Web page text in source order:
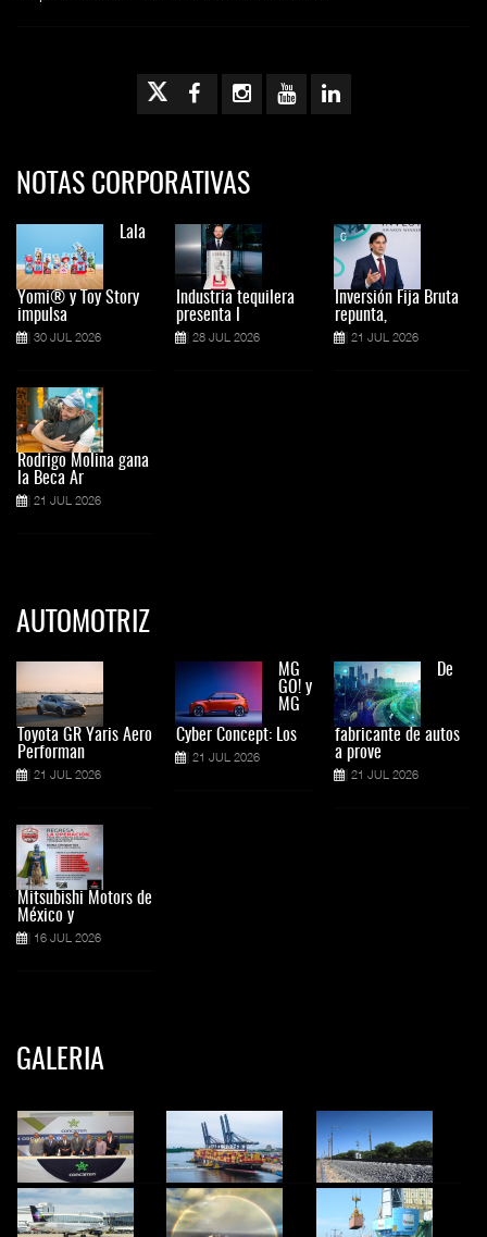
NOTAS CORPORATIVAS
Lala
Yomi® y Toy Story
impulsa
30 JUL 2026
Rodrigo Molina gana
la Beca Ar
21 JUL 2026
Industria tequilera
presenta l
28 JUL 2026
Inversión Fija Bruta
repunta,
21 JUL 2026
AUTOMOTRIZ
Toyota GR Yaris Aero
Performan
21 JUL 2026
Mitsubishi Motors de
México y
16 JUL 2026
MG
GO! y
MG
Cyber Concept: Los
21 JUL 2026
De
fabricante de autos
a prove
21 JUL 2026
GALERIA